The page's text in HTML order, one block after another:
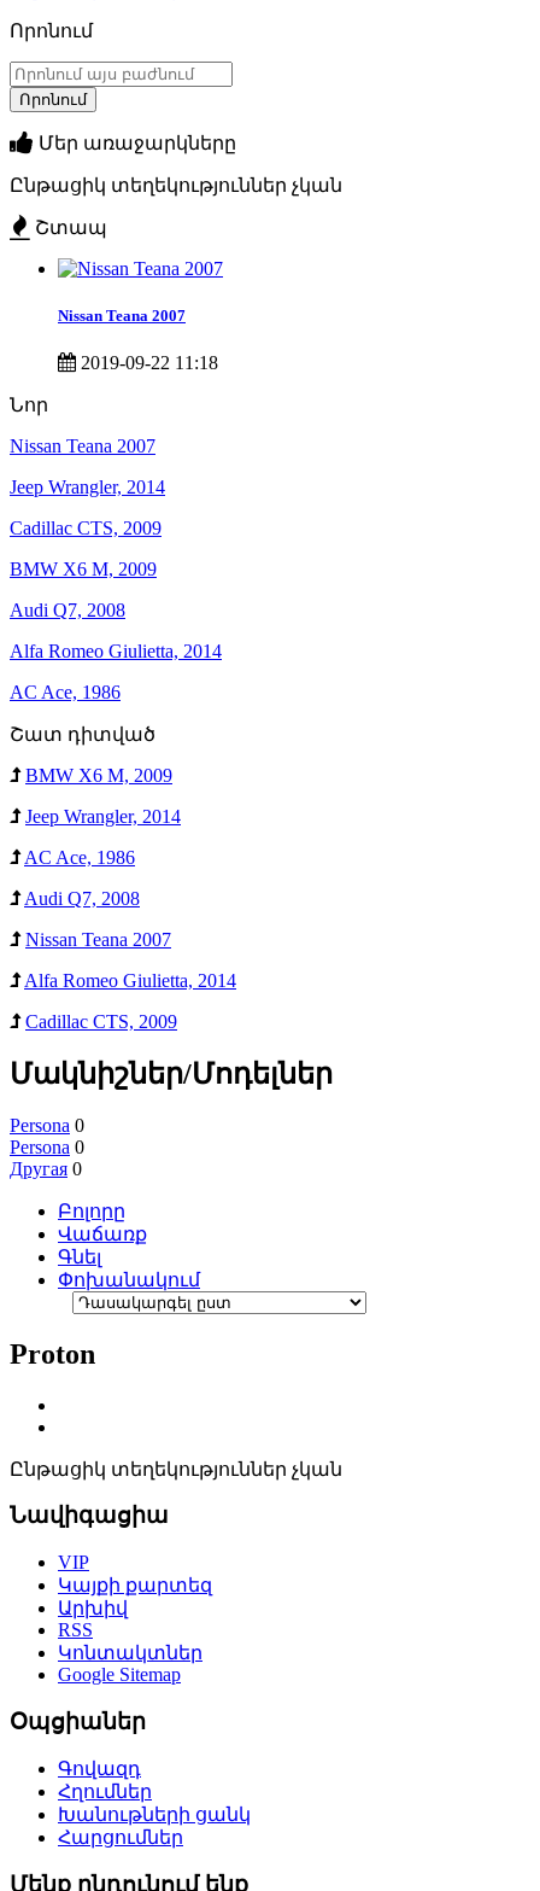
Որոնում
Մեր առաջարկները
Ընթացիկ տեղեկություններ չկան
Շտապ
Nissan Teana 2007
2019-09-22 11:18
Նոր
Nissan Teana 2007
Jeep Wrangler, 2014
Cadillac CTS, 2009
BMW X6 M, 2009
Audi Q7, 2008
Alfa Romeo Giulietta, 2014
AC Ace, 1986
Շատ դիտված
BMW X6 M, 2009
Jeep Wrangler, 2014
AC Ace, 1986
Audi Q7, 2008
Nissan Teana 2007
Alfa Romeo Giulietta, 2014
Cadillac CTS, 2009
Մակնիշներ/Մոդելներ
Persona 0
Persona 0
Другая 0
Բոլորը
Վաճառք
Գնել
Փոխանակում
Proton
Ընթացիկ տեղեկություններ չկան
Նավիգացիա
VIP
Կայքի քարտեզ
Արխիվ
RSS
Կոնտակտներ
Google Sitemap
Օպցիաներ
Գովազդ
Հղումներ
Խանութների ցանկ
Հարցումներ
Մենք ընդունում ենք